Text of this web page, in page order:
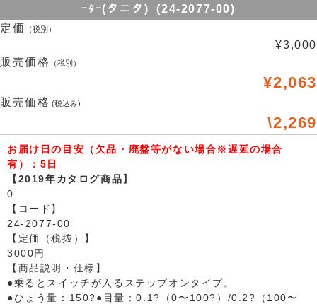
ｰﾀｰ(タニタ) (24-2077-00)
定価
（税別）
¥3,000
販売価格
（税別）
¥2,063
販売価格 (税込み)
\2,269
お届け日の目安（欠品・廃盤等がない場合※遅延の場合
有）：5日
【2019年カタログ商品】
0
【コード】
24-2077-00
【定価（税抜）】
3000円
【商品説明・仕様】
●乗るとスイッチが入るステップオンタイプ。
●ひょう量：150?●目量：0.1?（0〜100?）/0.2?（100〜